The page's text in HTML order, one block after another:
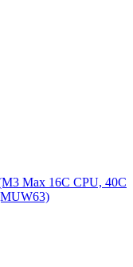
Max 16C CPU, 40C